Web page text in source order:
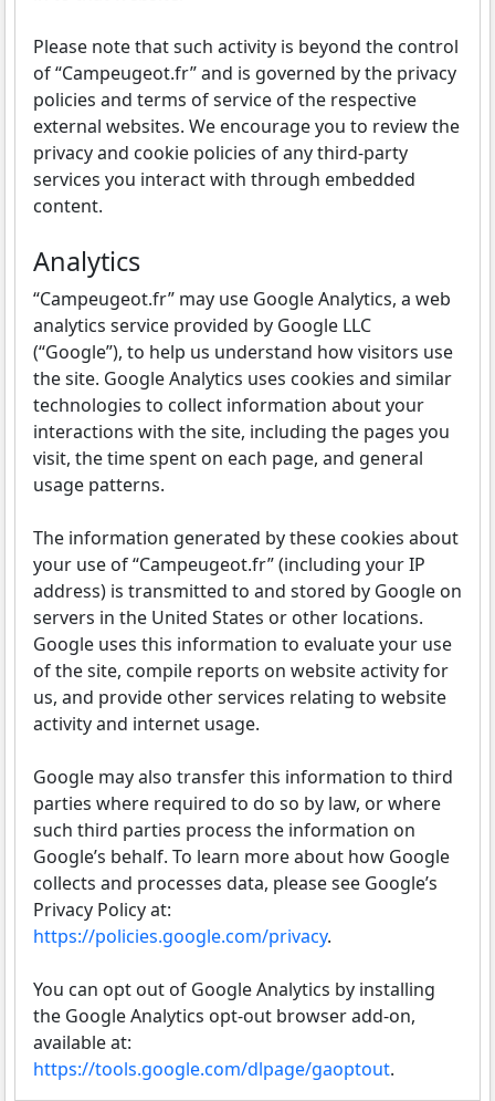
Please note that such activity is beyond the control
of “Campeugeot.fr” and is governed by the privacy
policies and terms of service of the respective
external websites. We encourage you to review the
privacy and cookie policies of any third-party
services you interact with through embedded
content.
Analytics
“Campeugeot.fr” may use Google Analytics, a web
analytics service provided by Google LLC
(“Google”), to help us understand how visitors use
the site. Google Analytics uses cookies and similar
technologies to collect information about your
interactions with the site, including the pages you
visit, the time spent on each page, and general
usage patterns.
The information generated by these cookies about
your use of “Campeugeot.fr” (including your IP
address) is transmitted to and stored by Google on
servers in the United States or other locations.
Google uses this information to evaluate your use
of the site, compile reports on website activity for
us, and provide other services relating to website
activity and internet usage.
Google may also transfer this information to third
parties where required to do so by law, or where
such third parties process the information on
Google’s behalf. To learn more about how Google
collects and processes data, please see Google’s
Privacy Policy at:
https://policies.google.com/privacy.
You can opt out of Google Analytics by installing
the Google Analytics opt-out browser add-on,
available at:
https://tools.google.com/dlpage/gaoptout.